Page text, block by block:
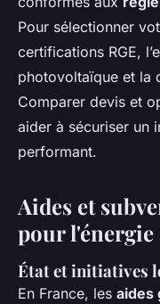
Pour sélectionner
certifications RGE,
photovoltaïque et la
Comparer devis et
aider à sécuriser un
performant.
Aides et
pour l'énergie
État et initiatives
En France, les aides